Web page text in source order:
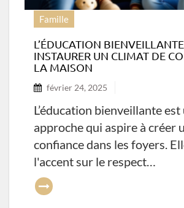
Famille
L’ÉDUCATION
INSTAURER UN CLIMAT DE
LA MAISON
février 24, 2025
L’éducation bienveillante est
approche qui aspire à créer
confiance dans les foyers.
l'accent sur le respect…